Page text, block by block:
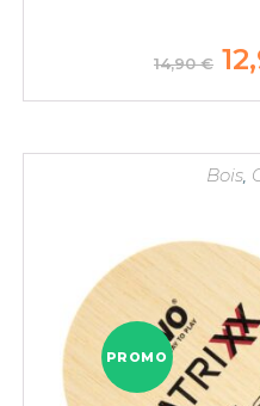
14,90€ Le
prix
était
Bois,
PROMO